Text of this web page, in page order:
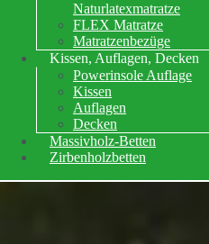
Naturlatexmatratze
FLEX Matratze
Matratzenbezüge
Kissen, Auflagen, Decken
Powerinsole Auflage
Kissen
Auflagen
Decken
Massivholz-Betten
Zirbenholzbetten